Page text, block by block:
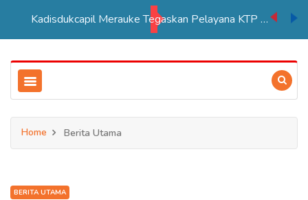
Kadisdukcapil Merauke Tegaskan Pelayana KTP Sesuai SOP
Home Berita Utama
BERITA UTAMA